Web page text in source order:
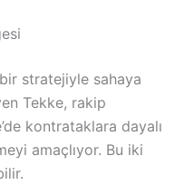
stratejiyle sahaya
Tekke, rakip
kontrataklara dayalı
amaçlıyor. Bu iki